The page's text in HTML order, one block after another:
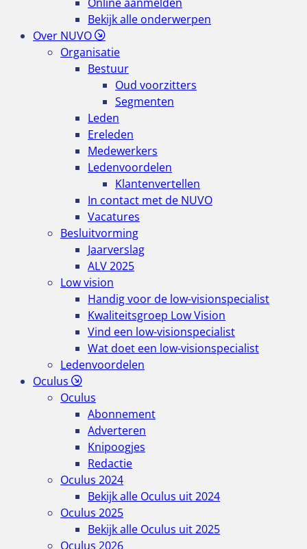
Bekijk alle onderwerpen
Over NUVO
Organisatie
Bestuur
Oud voorzitters
Segmenten
Leden
Ereleden
Medewerkers
Ledenvoordelen
Klantenvertellen
In contact met de NUVO
Vacatures
Besluitvorming
Jaarverslag
ALV 2025
Low vision
Handig voor de low-visionspecialist
Kwaliteitsgroep Low Vision
Vind een low-visionspecialist
Wat doet een low-visionspecialist
Ledenvoordelen
Oculus
Oculus
Abonnement
Adverteren
Knipoogjes
Redactie
Oculus 2024
Bekijk alle Oculus uit 2024
Oculus 2025
Bekijk alle Oculus uit 2025
Oculus 2026